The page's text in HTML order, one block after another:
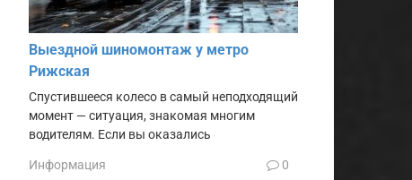
Выездной шиномонтаж у метро
Рижская
Спустившееся колесо в самый неподходящий
момент — ситуация, знакомая многим
водителям. Если вы оказались
Информация 0